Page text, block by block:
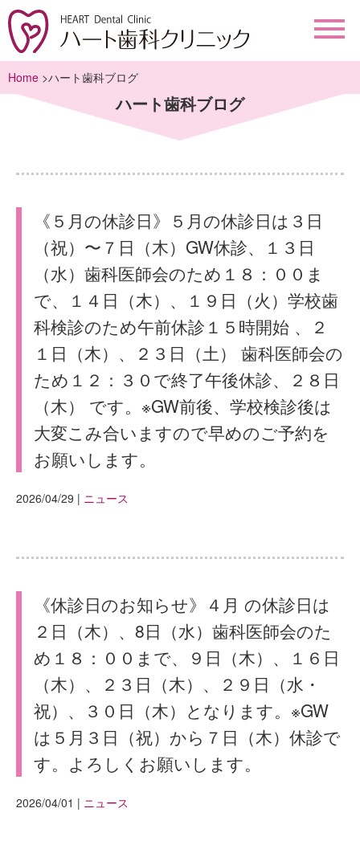
Home >ハート歯科ブログ
ハート歯科ブログ
《５月の休診日》５月の休診日は３日
（祝）〜７日（木）GW休診、１３日
（水）歯科医師会のため１８：００ま
で、１４日（木）、１９日（火）学校歯
科検診のため午前休診１５時開始 、２
１日（木）、２３日（土） 歯科医師会の
ため１２：３０で終了午後休診、２８日
（木） です。※GW前後、学校検診後は
大変こみ合いますので早めのご予約を
お願いします。
2026/04/29 | ニュース
《休診日のお知らせ》４月 の休診日は
２日（木）、8日（水）歯科医師会のた
め１８：００まで、９日（木）、１６日
（木）、２３日（木）、２９日（水・
祝）、３０日（木）となります。※GW
は５月３日（祝）から７日（木）休診で
す。よろしくお願いします。
2026/04/01 | ニュース